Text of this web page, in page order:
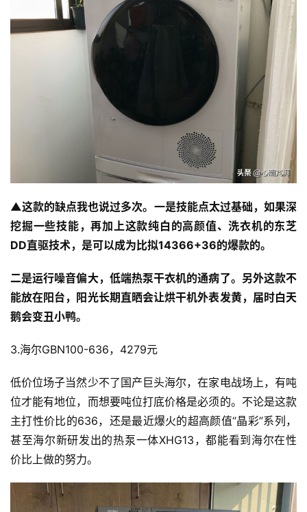
投
稿
每
▲这款的缺点我也说过多次。一是技能点太过基础，如果深
挖掘一些技能，再加上这款纯白的高颜值、洗衣机的东芝
DD直驱技术，是可以成为比拟14366+36的爆款的。
二是运行噪音偏大，低端热泵干衣机的通病了。另外这款不
能放在阳台，阳光长期直晒会让烘干机外表发黄，届时白天
鹅会变丑小鸭。
3.海尔GBN100-636，4279元
低价位场子当然少不了国产巨头海尔，在家电战场上，有吨
位才能有地位，而想要吨位打底价格是必须的。不论是这款
主打性价比的636，还是最近爆火的超高颜值“晶彩”系列，
甚至海尔新研发出的热泵一体XHG13，都能看到海尔在性
价比上做的努力。